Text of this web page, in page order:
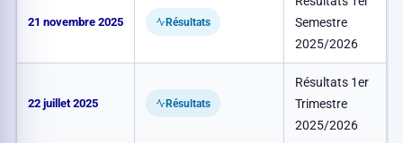
21 novembre 2025 Résultats
Semestre
2025/2026
22 juillet 2025 Résultats
Résultats 1er
Trimestre
2025/2026